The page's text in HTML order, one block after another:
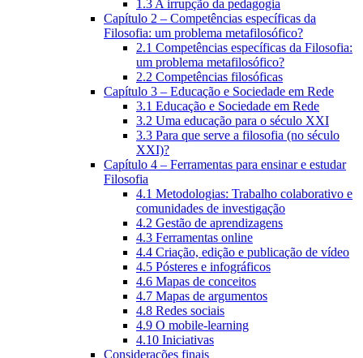
1.3 A irrupção da pedagogia
Capítulo 2 – Competências específicas da
Filosofia: um problema metafilosófico?
2.1 Competências específicas da Filosofia:
um problema metafilosófico?
2.2 Competências filosóficas
Capítulo 3 – Educação e Sociedade em Rede
3.1 Educação e Sociedade em Rede
3.2 Uma educação para o século XXI
3.3 Para que serve a filosofia (no século
XXI)?
Capítulo 4 – Ferramentas para ensinar e estudar
Filosofia
4.1 Metodologias: Trabalho colaborativo e
comunidades de investigação
4.2 Gestão de aprendizagens
4.3 Ferramentas online
4.4 Criação, edição e publicação de vídeo
4.5 Pósteres e infográficos
4.6 Mapas de conceitos
4.7 Mapas de argumentos
4.8 Redes sociais
4.9 O mobile-learning
4.10 Iniciativas
Considerações finais